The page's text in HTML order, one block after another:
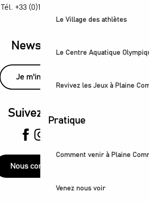
Le Village des athlètes
Le Centre Aquatique
Revivez les Jeux à Plaine
Pratique
Comment venir à Plaine
Venez nous voir
Tél. +33 (0)1 55 870 870
Newsletter
Je m'inscris
Suivez-nous
Nous contacter